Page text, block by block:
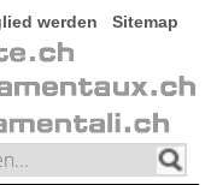
werden Sitemap